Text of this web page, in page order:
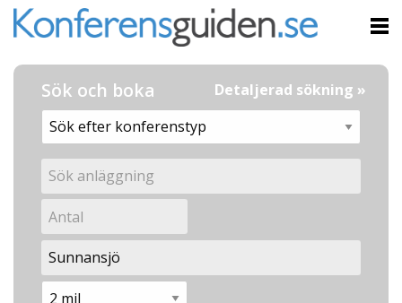
Sök och boka Detaljerad sökning »